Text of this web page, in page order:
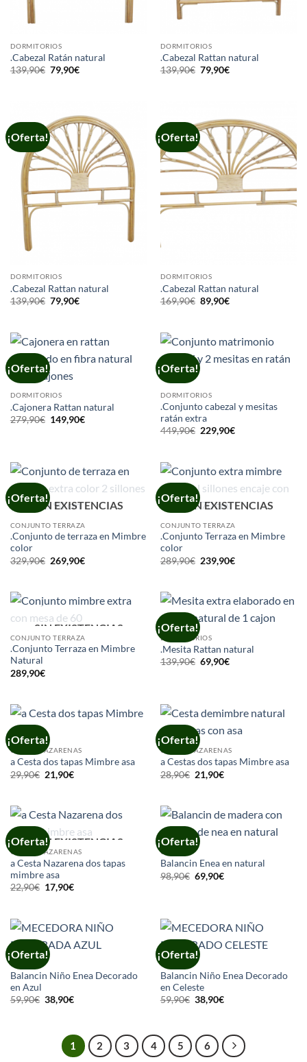
DORMITORIOS
.Cabezal Ratán natural
139,90€ El
precio
79,90€El
DORMITORIOS
.Cabezal Rattan natural
139,90€ El
precio
79,90€El
¡Oferta!
DORMITORIOS
.Cabezal Rattan natural
139,90€ El
precio
79,90€El
79,90€.
¡Oferta!
DORMITORIOS
.Cabezal Rattan natural
169,90€ El
precio
169,90€.
89,90€El
89,90€.
¡Oferta!
DORMITORIOS
.Cajonera Rattan natural
279,90€ El
precio
149,90€El
¡Oferta!
DORMITORIOS
.Conjunto cabezal y mesitas
ratán extra
449,90€ El
precio
449,90€.
229,90€El
229,90€.
¡Oferta!
SIN EXISTENCIAS
CONJUNTO TERRAZA
.Conjunto de terraza en Mimbre
color
329,90€ El
precio
329,90€.
269,90€El
269,90€.
¡Oferta!
SIN EXISTENCIAS
CONJUNTO TERRAZA
.Conjunto Terraza en Mimbre
color
289,90€ El
precio
289,90€.
239,90€El
239,90€.
SIN EXISTENCIAS
CONJUNTO TERRAZA
.Conjunto Terraza en Mimbre
Natural
289,90€
¡Oferta!
DORMITORIOS
.Mesita Rattan natural
139,90€ El
precio
69,90€El
¡Oferta!
CESTAS NAZARENAS
a Cesta dos tapas Mimbre asa
29,90€ El
precio
29,90€.
21,90€El
¡Oferta!
CESTAS NAZARENAS
a Cestas dos tapas Mimbre asa
28,90€ El
precio
28,90€.
21,90€El
21,90€.
¡Oferta!SIN EXISTENCIAS
CESTAS NAZARENAS
a Cesta Nazarena dos tapas
mimbre asa
22,90€ El
precio
22,90€.
17,90€El
17,90€.
¡Oferta!
OFERTAS
Balancin Enea en natural
98,90€ El
precio
69,90€El
¡Oferta!
OFERTAS
Balancin Niño Enea Decorado
en Azul
59,90€ El
precio
59,90€.
38,90€El
38,90€.
¡Oferta!
OFERTAS
Balancin Niño Enea Decorado
en Celeste
59,90€ El
precio
59,90€.
38,90€El
38,90€.
1 2 3 4 5 6